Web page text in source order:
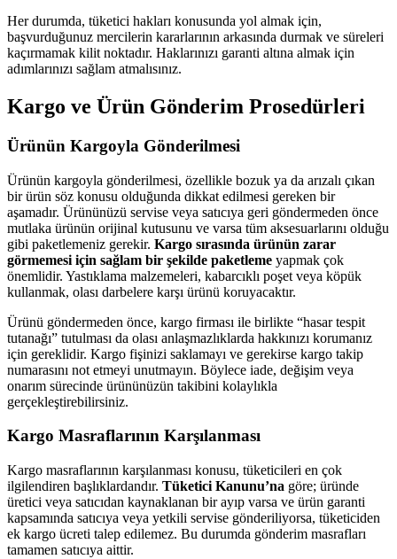
Her durumda, tüketici hakları konusunda yol almak için,
başvurduğunuz mercilerin kararlarının arkasında durmak ve süreleri
kaçırmamak kilit noktadır. Haklarınızı garanti altına almak için
adımlarınızı sağlam atmalısınız.
Kargo ve Ürün Gönderim Prosedürleri
Ürünün Kargoyla Gönderilmesi
Ürünün kargoyla gönderilmesi, özellikle bozuk ya da arızalı çıkan
bir ürün söz konusu olduğunda dikkat edilmesi gereken bir
aşamadır. Ürününüzü servise veya satıcıya geri göndermeden önce
mutlaka ürünün orijinal kutusunu ve varsa tüm aksesuarlarını olduğu
gibi paketlemeniz gerekir. Kargo sırasında ürünün zarar
görmemesi için sağlam bir şekilde paketleme yapmak çok
önemlidir. Yastıklama malzemeleri, kabarcıklı poşet veya köpük
kullanmak, olası darbelere karşı ürünü koruyacaktır.
Ürünü göndermeden önce, kargo firması ile birlikte “hasar tespit
tutanağı” tutulması da olası anlaşmazlıklarda hakkınızı korumanız
için gereklidir. Kargo fişinizi saklamayı ve gerekirse kargo takip
numarasını not etmeyi unutmayın. Böylece iade, değişim veya
onarım sürecinde ürününüzün takibini kolaylıkla
gerçekleştirebilirsiniz.
Kargo Masraflarının Karşılanması
Kargo masraflarının karşılanması konusu, tüketicileri en çok
ilgilendiren başlıklardandır. Tüketici Kanunu’na göre; üründe
üretici veya satıcıdan kaynaklanan bir ayıp varsa ve ürün garanti
kapsamında satıcıya veya yetkili servise gönderiliyorsa, tüketiciden
ek kargo ücreti talep edilemez. Bu durumda gönderim masrafları
tamamen satıcıya aittir.